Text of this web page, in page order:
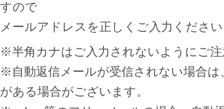
すので
メールアドレスを正しくご入力くださ
※半角カナはご入力されないようにご
※自動返信メールが受信されない場合
がある場合がございます。